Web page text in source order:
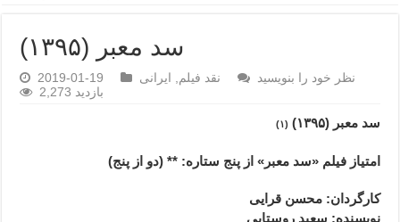
سد معبر (۱۳۹۵)
2019-01-19 نقد فیلم ایرانی
نظر خود را بنویسید
2,273 بازدید
سد معبر (۱۳۹۵) (۱)
امتیاز فیلم «سد معبر» از پنج ستاره: ** (دو از پنج)
کارگردان: محسن قرایی
نویسنده: سعید روستایی